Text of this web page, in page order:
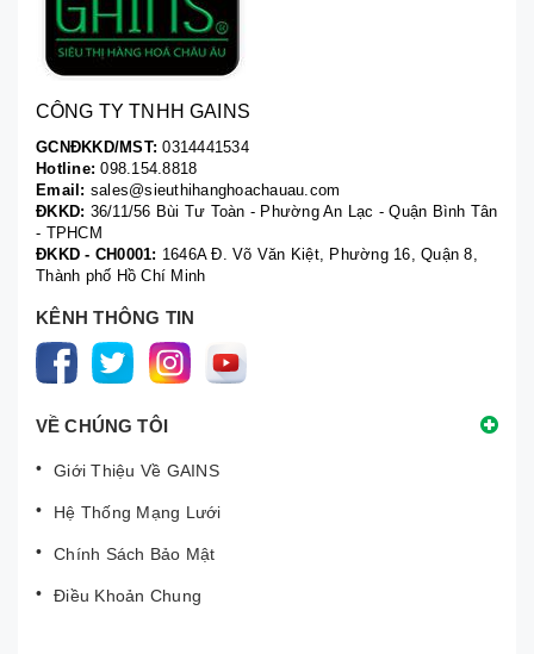
CÔNG TY TNHH GAINS
GCNĐKKD/MST: 0314441534
Hotline: 098.154.8818
Email: sales@sieuthihanghoachauau.com
ĐKKD: 36/11/56 Bùi Tư Toàn - Phường An Lạc - Quận Bình Tân
- TPHCM
ĐKKD - CH0001: 1646A Đ. Võ Văn Kiệt, Phường 16, Quận 8,
Thành phố Hồ Chí Minh
KÊNH THÔNG TIN
VỀ CHÚNG TÔI
Giới Thiệu Về GAINS
Hệ Thống Mạng Lưới
Chính Sách Bảo Mật
Điều Khoản Chung